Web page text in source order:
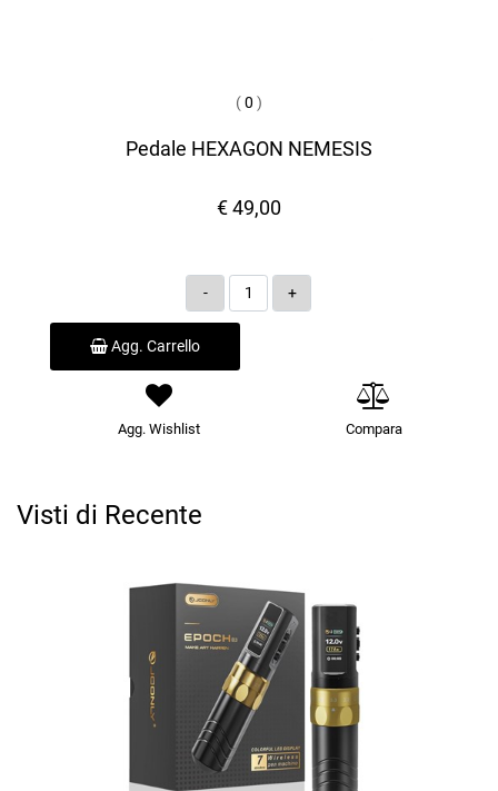
(0 )
Pedale HEXAGON NEMESIS
€ 49,00
Quantità
Agg. Carrello
Agg. Wishlist Compara
Visti di Recente